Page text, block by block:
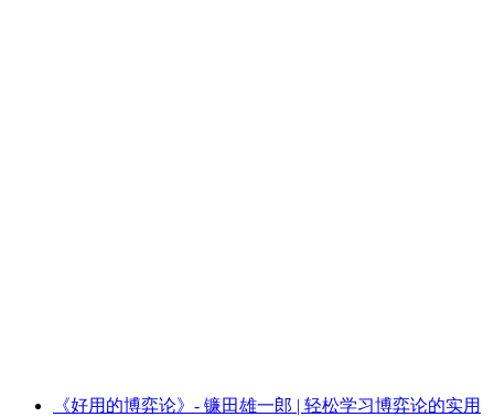
《好用的博弈论》- 镰田雄一郎 | 轻松学习博弈论的实用